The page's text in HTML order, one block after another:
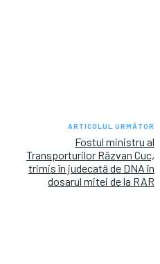
ARTICOLUL URMĂTOR
Fostul ministru al
Transporturilor Răzvan Cuc,
trimis în judecată de DNA în
dosarul mitei de la RAR